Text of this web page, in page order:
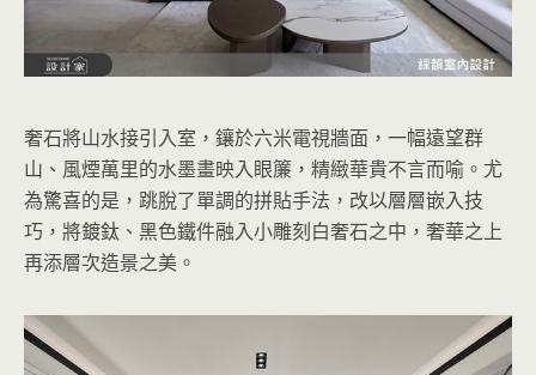
奢石將山水接引入室，鑲於六米電視牆面，一幅遠望群
山、風煙萬里的水墨畫映入眼簾，精緻華貴不言而喻。尤
為驚喜的是，跳脫了單調的拼貼手法，改以層層嵌入技
巧，將鍍鈦、黑色鐵件融入小雕刻白奢石之中，奢華之上
再添層次造景之美。